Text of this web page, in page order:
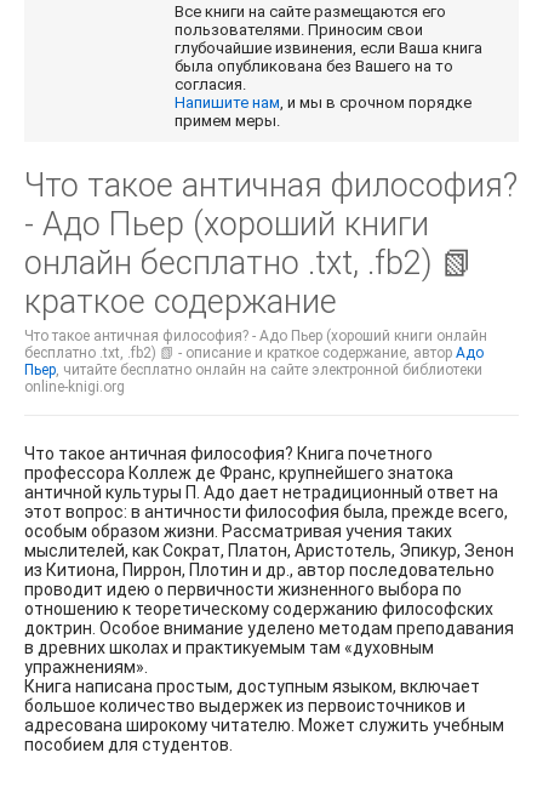
Все книги на сайте размещаются его
пользователями. Приносим свои
глубочайшие извинения, если Ваша книга
была опубликована без Вашего на то
согласия.
Напишите нам , и мы в срочном порядке
примем меры.
Что такое античная философия?
- Адо Пьер (хороший книги
онлайн бесплатно .txt, .fb2) 📗
краткое содержание
Что такое античная философия? - Адо Пьер (хороший книги онлайн
бесплатно .txt, .fb2) 📗 - описание и краткое содержание, автор Адо
Пьер , читайте бесплатно онлайн на сайте электронной библиотеки
online-knigi.org
Что такое античная философия? Книга почетного
профессора Коллеж де Франс, крупнейшего знатока
античной культуры П. Адо дает нетрадиционный ответ на
этот вопрос: в античности философия была, прежде всего,
особым образом жизни. Рассматривая учения таких
мыслителей, как Сократ, Платон, Аристотель, Эпикур, Зенон
из Китиона, Пиррон, Плотин и др., автор последовательно
проводит идею о первичности жизненного выбора по
отношению к теоретическому содержанию философских
доктрин. Особое внимание уделено методам преподавания
в древних школах и практикуемым там «духовным
упражнениям».
Книга написана простым, доступным языком, включает
большое количество выдержек из первоисточников и
адресована широкому читателю. Может служить учебным
пособием для студентов.